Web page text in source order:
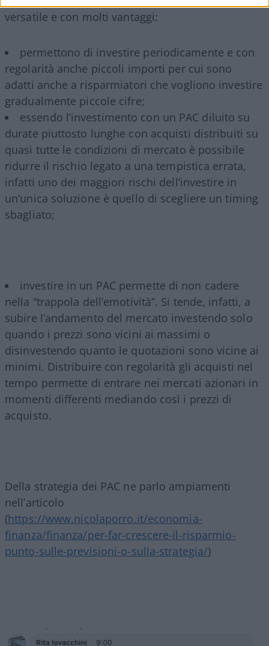
versatile e con molti vantaggi:
permettono di investire periodicamente e con
regolarità anche piccoli importi per cui sono
adatti anche a risparmiatori che vogliono investire
gradualmente piccole cifre;
essendo l’investimento con un PAC diluito su
durate piuttosto lunghe con acquisti distribuiti su
quasi tutte le condizioni di mercato è possibile
ridurre il rischio legato a una tempistica errata,
infatti uno dei maggiori rischi dell’investire in
un’unica soluzione è quello di scegliere un timing
sbagliato;
investire in un PAC permette di non cadere
nella “trappola dell’emotività”. Si tende, infatti, a
subire l’andamento del mercato investendo solo
quando i prezzi sono vicini ai massimi o
disinvestendo quanto le quotazioni sono vicine ai
minimi. Distribuire con regolarità gli acquisti nel
tempo permette di entrare nei mercati azionari in
momenti differenti mediando così i prezzi di
acquisto.
Della strategia dei PAC ne parlo ampiamenti
nell’articolo
(https://www.nicolaporro.it/economia-
finanza/finanza/per-far-crescere-il-risparmio-
punto-sulle-previsioni-o-sulla-strategia/)